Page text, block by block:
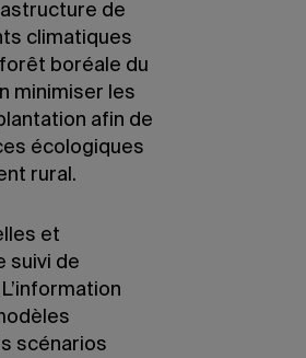
de
climatiques
boréale du
minimiser les
afin de
écologiques
rural.
et
suivi de
scénarios